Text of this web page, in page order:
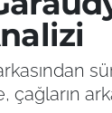
çağların